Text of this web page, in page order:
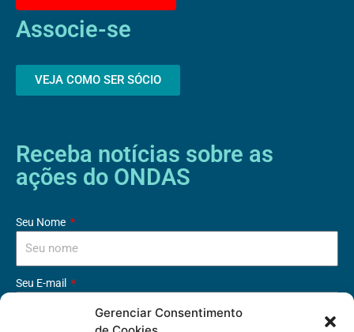
Gerenciar Consentimento
Associe-se
VEJA COMO SER SÓCIO
Receba notícias sobre as
ações do ONDAS
Seu Nome
Seu E-mail